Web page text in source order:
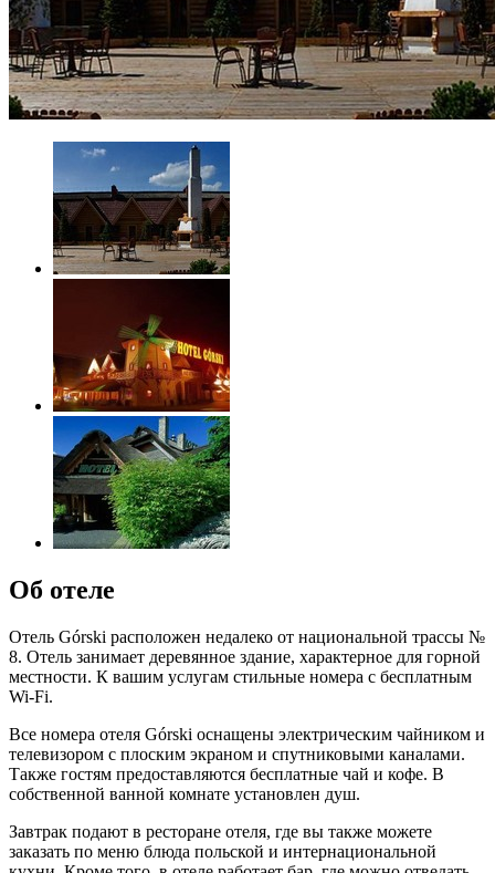
Об отеле
Отель Górski расположен недалеко от национальной трассы №
8. Отель занимает деревянное здание, характерное для горной
местности. К вашим услугам стильные номера с бесплатным
Wi-Fi.
Все номера отеля Górski оснащены электрическим чайником и
телевизором с плоским экраном и спутниковыми каналами.
Также гостям предоставляются бесплатные чай и кофе. В
собственной ванной комнате установлен душ.
Завтрак подают в ресторане отеля, где вы также можете
заказать по меню блюда польской и интернациональной